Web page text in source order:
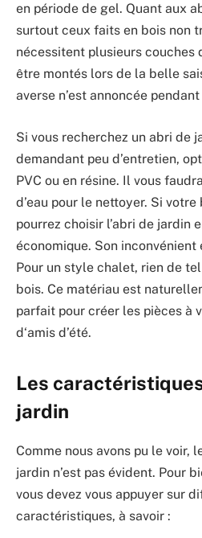
en période de gel. Quant aux
surtout ceux faits en bois non
nécessitent plusieurs couches
être montés lors de la belle
averse n’est annoncée
Si vous recherchez un abri de
demandant peu d’entretien,
PVC ou en résine. Il vous
d’eau pour le nettoyer. Si
pourrez choisir l’abri de jardin
économique. Son inconvénient
Pour un style chalet, rien de
bois. Ce matériau est
parfait pour créer les pièces à
d‘amis d’été.
Les
jardin
Comme nous avons pu le voir,
jardin n’est pas évident. Pour
vous devez vous appuyer sur
caractéristiques, à savoir :